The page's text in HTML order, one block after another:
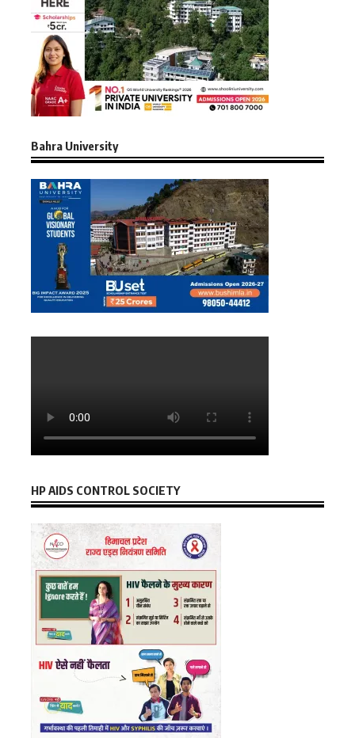
Bahra University
HP AIDS CONTROL SOCIETY